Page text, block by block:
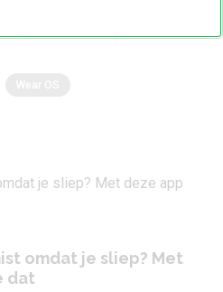
omdat je sliep? Met
dat